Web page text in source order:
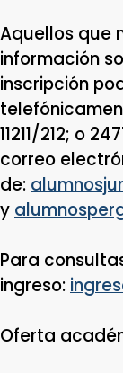
Aquellos que
información
inscripción
11211/212; o
correo
de:
y
Para
ingreso:
Oferta